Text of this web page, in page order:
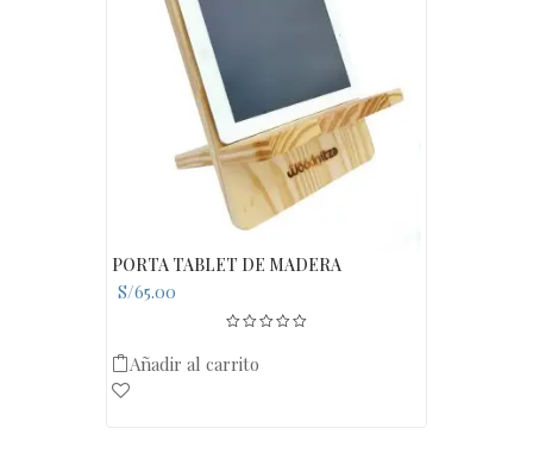
PORTA TABLET DE MADERA
S/65.00
Añadir al carrito